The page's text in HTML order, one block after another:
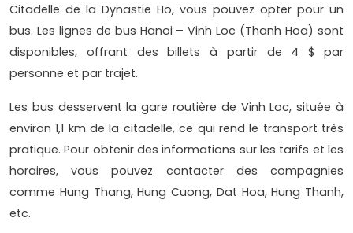
Citadelle de la Dynastie Ho, vous pouvez opter pour un
bus. Les lignes de bus Hanoi – Vinh Loc (Thanh Hoa) sont
disponibles, offrant des billets à partir de 4 $ par
personne et par trajet.
Les bus desservent la gare routière de Vinh Loc, située à
environ 1,1 km de la citadelle, ce qui rend le transport très
pratique. Pour obtenir des informations sur les tarifs et les
horaires, vous pouvez contacter des compagnies
comme Hung Thang, Hung Cuong, Dat Hoa, Hung Thanh,
etc.